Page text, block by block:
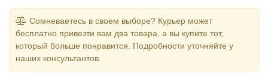
Сомневаетесь в своем выборе? Курьер может
бесплатно привезти вам два товара, а вы купите тот,
который больше понравится. Подробности уточняйте у
наших консультантов.